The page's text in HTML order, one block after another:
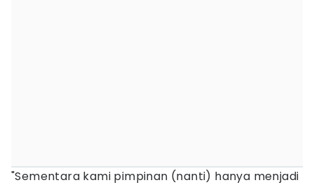
"Sementara kami pimpinan (nanti) hanya menjadi